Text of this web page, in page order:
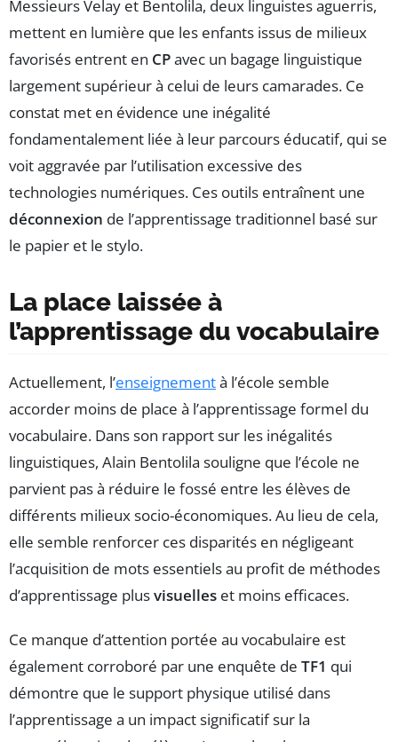
Messieurs Velay et Bentolila, deux linguistes aguerris,
mettent en lumière que les enfants issus de milieux
favorisés entrent en CPavec un bagage linguistique
largement supérieur à celui de leurs camarades. Ce
constat met en évidence une inégalité
fondamentalement liée à leur parcours éducatif, qui se
voit aggravée par l’utilisation excessive des
technologies numériques. Ces outils entraînent une
déconnexion de l’apprentissage traditionnel basé sur
le papier et le stylo.
La place laissée à
l’apprentissage du vocabulaire
Actuellement, l’enseignementà l’école semble
accorder moins de place à l’apprentissage formel du
vocabulaire. Dans son rapport sur les inégalités
linguistiques, Alain Bentolila souligne que l’école ne
parvient pas à réduire le fossé entre les élèves de
différents milieux socio-économiques. Au lieu de cela,
elle semble renforcer ces disparités en négligeant
l’acquisition de mots essentiels au profit de méthodes
d’apprentissage plusvisuelles et moins efficaces.
Ce manque d’attention portée au vocabulaire est
également corroboré par une enquête de TF1 qui
démontre que le support physique utilisé dans
l’apprentissage a un impact significatif sur la